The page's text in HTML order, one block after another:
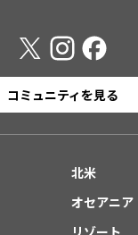
コミュニティを見る
北米
オセアニア
リゾート